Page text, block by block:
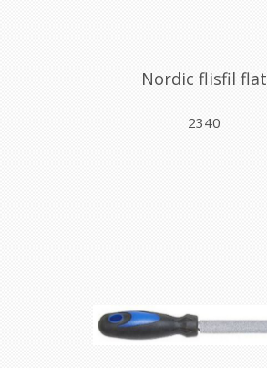
Nordic flisfil flat
2340